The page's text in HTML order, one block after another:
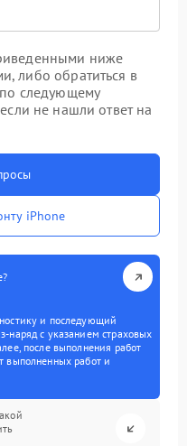
ниже
либо обратиться в
следующему
если не нашли ответ на
iPhone
и последующий
наряд с указанием страховых
после выполнения работ
выполненных работ и